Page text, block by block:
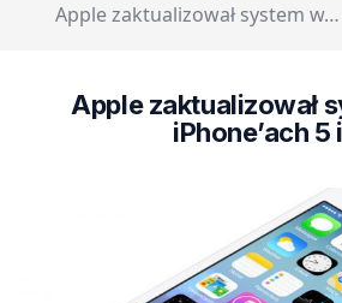
Apple zaktualizował system w…
Apple zaktualizował
iPhone’ach 5